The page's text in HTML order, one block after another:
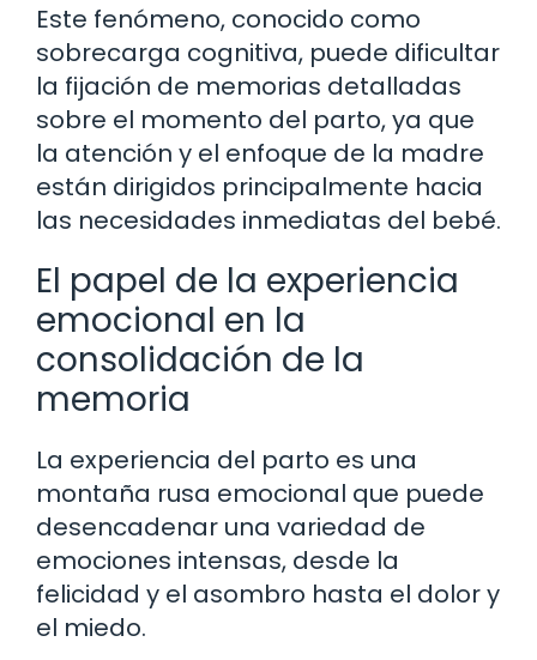
Este fenómeno, conocido como
sobrecarga cognitiva, puede dificultar
la fijación de memorias detalladas
sobre el momento del parto, ya que
la atención y el enfoque de la madre
están dirigidos principalmente hacia
las necesidades inmediatas del bebé.
El papel de la experiencia
emocional en la
consolidación de la
memoria
La experiencia del parto es una
montaña rusa emocional que puede
desencadenar una variedad de
emociones intensas, desde la
felicidad y el asombro hasta el dolor y
el miedo.